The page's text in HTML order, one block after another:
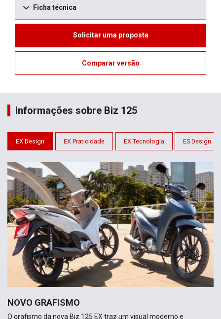
Ficha técnica
Solicitar uma proposta
Comparar versão
Informações sobre Biz 125
EX Design EX Praticidade EX Tecnologia ES Design
NOVO GRAFISMO
O grafismo da nova Biz 125 EX traz um visual moderno e